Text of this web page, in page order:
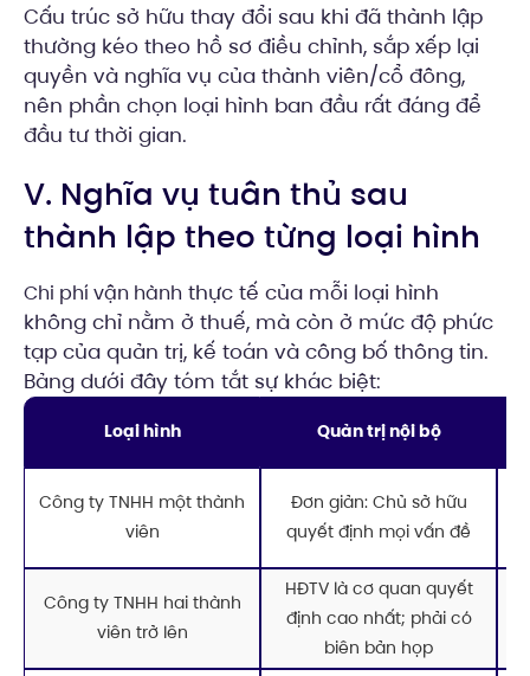
Cấu trúc sở hữu thay đổi sau khi đã thành lập
thường kéo theo hồ sơ điều chỉnh, sắp xếp lại
quyền và nghĩa vụ của thành viên/cổ đông,
nên phần chọn loại hình ban đầu rất đáng để
đầu tư thời gian.
V. Nghĩa vụ tuân thủ sau
thành lập theo từng loại hình
Chi phí vận hành thực tế của mỗi loại hình
không chỉ nằm ở thuế, mà còn ở mức độ phức
tạp của quản trị, kế toán và công bố thông tin.
Bảng dưới đây tóm tắt sự khác biệt:
Loại hình Quản trị nội bộ
Công ty TNHH một thành
viên
Đơn giản: Chủ sở hữu
quyết định mọi vấn đề
Công ty TNHH hai thành
viên trở lên
HĐTV là cơ quan quyết
định cao nhất; phải có
biên bản họp